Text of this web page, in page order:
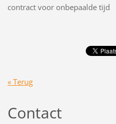
contract voor onbepaalde tijd
« Terug
Contact